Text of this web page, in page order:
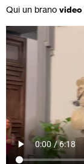
Qui un brano video